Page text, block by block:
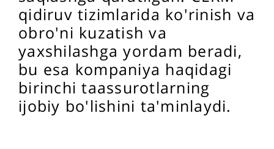
qidiruv tizimlarida ko'rinish va
obro'ni kuzatish va
yaxshilashga yordam beradi,
bu esa kompaniya haqidagi
birinchi taassurotlarning
ijobiy bo'lishini ta'minlaydi.